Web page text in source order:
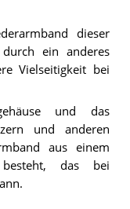
dieser
ein anderes
Vielseitigkeit bei
und das
und anderen
aus einem
besteht, das bei